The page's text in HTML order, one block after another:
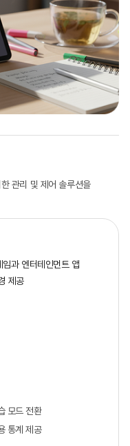
관리 및 제어 솔루션을
과 엔터테인먼트 앱
제공
모드 전환
통계 제공